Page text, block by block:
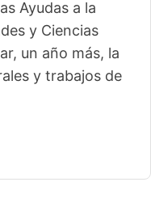
Ayudas a la
y Ciencias
un año más, la
y trabajos de